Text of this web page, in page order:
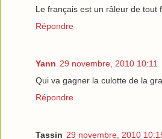
Le français est un râleur de tout
Répondre
Yann 29 novembre, 2010 10:11
Qui va gagner la culotte de la
Répondre
Tassin 29 novembre, 2010